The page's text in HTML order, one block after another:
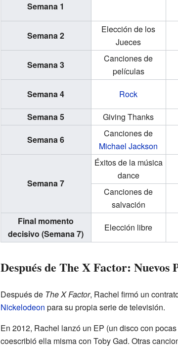
Semana 1
Semana 2
Elección de los
Jueces
Semana 3
Canciones de
películas
Semana 4 Rock
Semana 5
Giving Thanks
Semana 6
Canciones de
Michael Jackson
Semana 7
Éxitos de la música
dance
Canciones de
salvación
Final momento
decisivo(Semana 7)
Elección libre
Después de The X Factor: Nuevos
Después de The X Factor, Rachel firmó un
Nickelodeon para su propia serie de televisión.
En 2012, Rachel lanzó un EP (un disco con
coescribió ella misma con Toby Gad. Otras